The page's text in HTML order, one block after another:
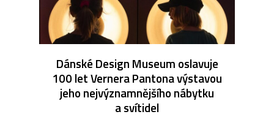
Dánské Design Museum oslavuje
100 let Vernera Pantona výstavou
jeho nejvýznamnějšího nábytku
a svítidel